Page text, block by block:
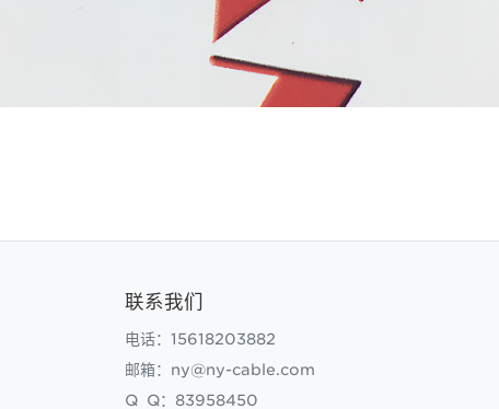
联系我们
电话：15618203882
邮箱：ny@ny-cable.com
Q Q：83958450